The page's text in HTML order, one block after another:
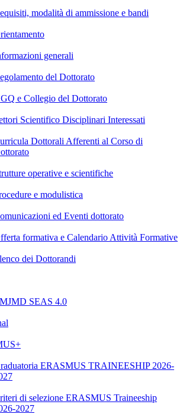
modalità di ammissione e bandi
generali
del Dottorato
e Collegio del Dottorato
Scientifico Disciplinari Interessati
Dottorali Afferenti al Corso di
operative e scientifiche
e modulistica
ed Eventi dottorato
formativa e Calendario Attività Formative
dei Dottorandi
SEAS 4.0
ERASMUS TRAINEESHIP 2026-
di selezione ERASMUS Traineeship
2027